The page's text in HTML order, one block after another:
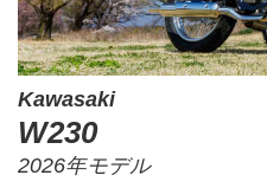
Kawasaki
W230
2026年モデル